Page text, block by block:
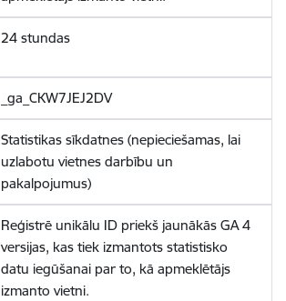
24 stundas
_ga_CKW7JEJ2DV
Statistikas sīkdatnes (nepieciešamas, lai
uzlabotu vietnes darbību un
pakalpojumus)
Reģistrē unikālu ID priekš jaunākās GA 4
versijas, kas tiek izmantots statistisko
datu iegūšanai par to, kā apmeklētājs
izmanto vietni.